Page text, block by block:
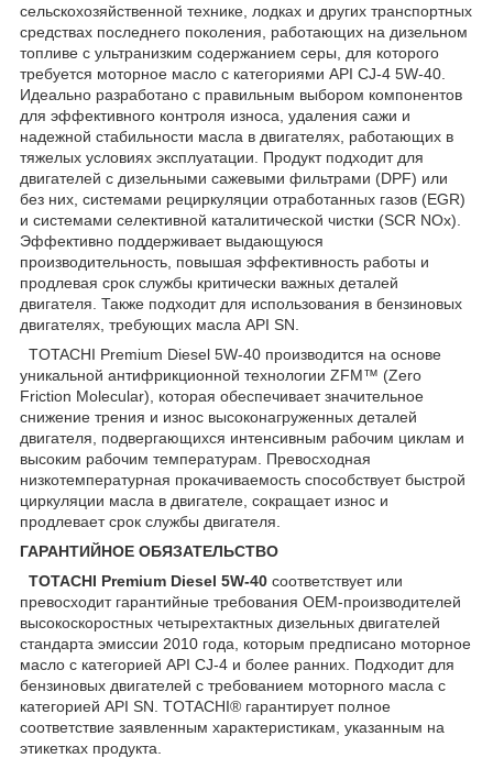
сельскохозяйственной технике, лодках и других транспортных
средствах последнего поколения, работающих на дизельном
топливе с ультранизким содержанием серы, для которого
требуется моторное масло с категориями API CJ-4 5W-40.
Идеально разработано с правильным выбором компонентов
для эффективного контроля износа, удаления сажи и
надежной стабильности масла в двигателях, работающих в
тяжелых условиях эксплуатации. Продукт подходит для
двигателей с дизельными сажевыми фильтрами (DPF) или
без них, системами рециркуляции отработанных газов (EGR)
и системами селективной каталитической чистки (SCR NOx).
Эффективно поддерживает выдающуюся
производительность, повышая эффективность работы и
продлевая срок службы критически важных деталей
двигателя. Также подходит для использования в бензиновых
двигателях, требующих масла API SN.
TOTACHI Premium Diesel 5W-40 производится на основе
уникальной антифрикционной технологии ZFM™ (Zero
Friction Molecular), которая обеспечивает значительное
снижение трения и износ высоконагруженных деталей
двигателя, подвергающихся интенсивным рабочим циклам и
высоким рабочим температурам. Превосходная
низкотемпературная прокачиваемость способствует быстрой
циркуляции масла в двигателе, сокращает износ и
продлевает срок службы двигателя.
ГАРАНТИЙНОЕ ОБЯЗАТЕЛЬСТВО
TOTACHI Premium Diesel 5W-40 соответствует или
превосходит гарантийные требования OEM-производителей
высокоскоростных четырехтактных дизельных двигателей
стандарта эмиссии 2010 года, которым предписано моторное
масло с категорией API CJ-4 и более ранних. Подходит для
бензиновых двигателей с требованием моторного масла с
категорией API SN. TOTACHI® гарантирует полное
соответствие заявленным характеристикам, указанным на
этикетках продукта.